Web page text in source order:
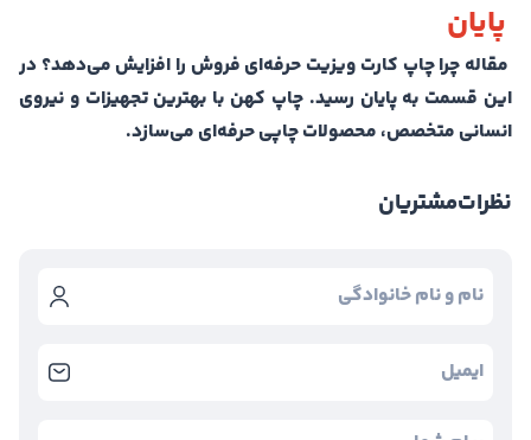
پایان
مقاله چرا چاپ کارت ویزیت حرفه‌ای فروش را افزایش می‌دهد؟ در
این قسمت به پایان رسید. چاپ کهن با بهترین تجهیزات و نیروی
انسانی متخصص، محصولات چاپی حرفه‌ای می‌سازد.
نظراتمشتریان